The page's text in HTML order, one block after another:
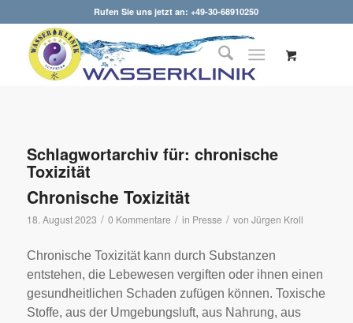
Rufen Sie uns jetzt an: +49-30-68910250
Schlagwortarchiv für: chronische
Toxizität
Chronische Toxizität
18. August 2023 / 0 Kommentare / in Presse / von Jürgen Kroll
Chronische Toxizität kann durch Substanzen
entstehen, die Lebewesen vergiften oder ihnen einen
gesundheitlichen Schaden zufügen können. Toxische
Stoffe, aus der Umgebungsluft, aus Nahrung, aus